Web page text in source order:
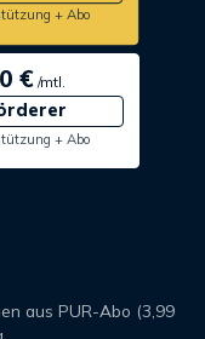
+ Abo
€ /mtl.
+ Abo
aus PUR-Abo (3,99